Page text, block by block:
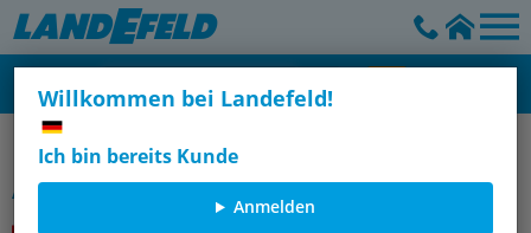
Willkommen bei Landefeld!
Ich bin bereits Kunde
Anmelden
OKS-Wartungsprodukte
Artikelgruppe